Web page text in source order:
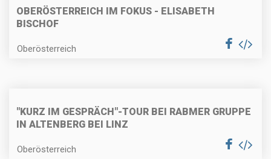
OBERÖSTERREICH IM FOKUS - ELISABETH
BISCHOF
Oberösterreich
"KURZ IM GESPRÄCH"-TOUR BEI RABMER GRUPPE
IN ALTENBERG BEI LINZ
Oberösterreich